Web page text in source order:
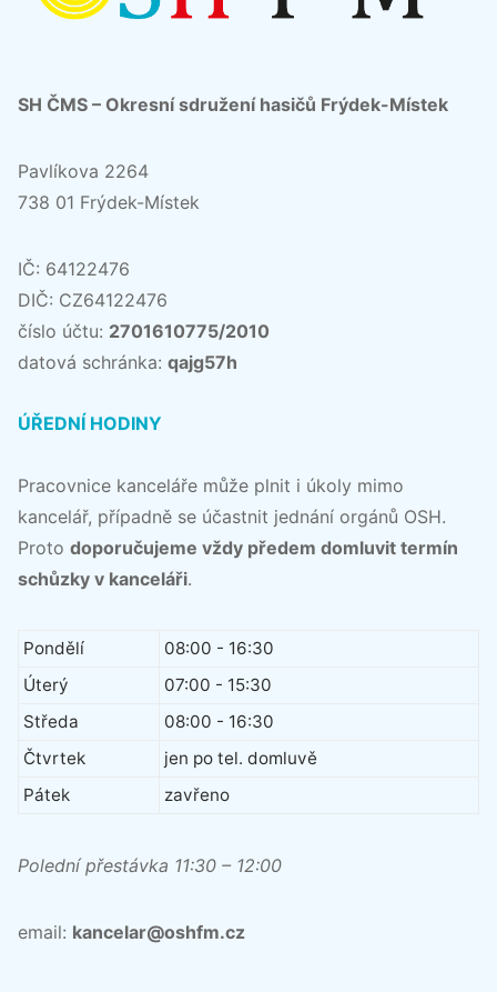
SH ČMS – Okresní sdružení hasičů Frýdek-Místek
Pavlíkova 2264
738 01 Frýdek-Místek
IČ: 64122476
DIČ: CZ64122476
číslo účtu: 2701610775/2010
datová schránka: qajg57h
ÚŘEDNÍ HODINY
Pracovnice kanceláře může plnit i úkoly mimo
kancelář, případně se účastnit jednání orgánů OSH.
Proto doporučujeme vždy předem domluvit termín
schůzky v kanceláři.
Pondělí
08:00 - 16:30
Úterý
07:00 - 15:30
Středa
08:00 - 16:30
Čtvrtek
jen po tel. domluvě
Pátek
zavřeno
Polední přestávka 11:30 – 12:00
email: kancelar@oshfm.cz